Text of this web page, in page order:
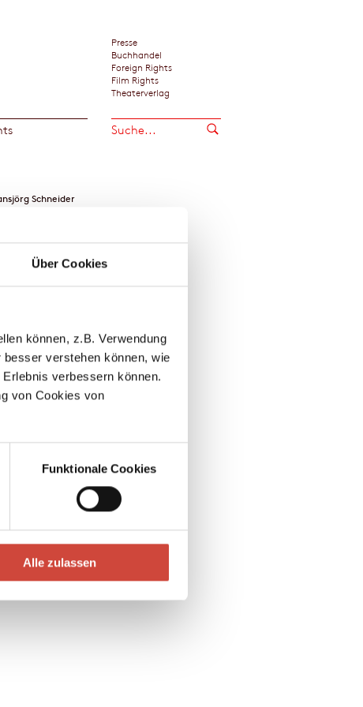
Über Cookies
können, z.B. Verwendung
verstehen können, wie
verbessern können.
von Cookies von
Funktionale Cookies
Alle zulassen
Presse
Buchhandel
Foreign Rights
Film Rights
Theaterverlag
Schneider